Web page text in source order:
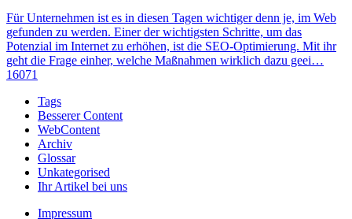
Für Unternehmen ist es in diesen Tagen wichtiger denn je, im Web
gefunden zu werden. Einer der wichtigsten Schritte, um das
Potenzial im Internet zu erhöhen, ist die SEO-Optimierung. Mit ihr
geht die Frage einher, welche Maßnahmen wirklich dazu geei…
16071
Tags
Besserer Content
WebContent
Archiv
Glossar
Unkategorised
Ihr Artikel bei uns
Impressum